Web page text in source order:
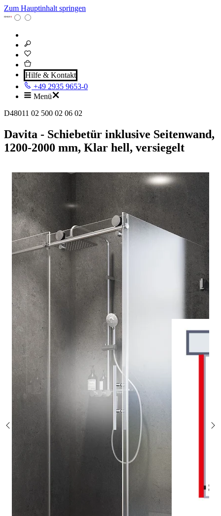
Zum Hauptinhalt springen
Hilfe & Kontakt
+49 2935 9653-0
Menü
D48011 02 500 02 06 02
Davita - Schiebetür inklusive Seitenwand,
1200-2000 mm, Klar hell, versiegelt